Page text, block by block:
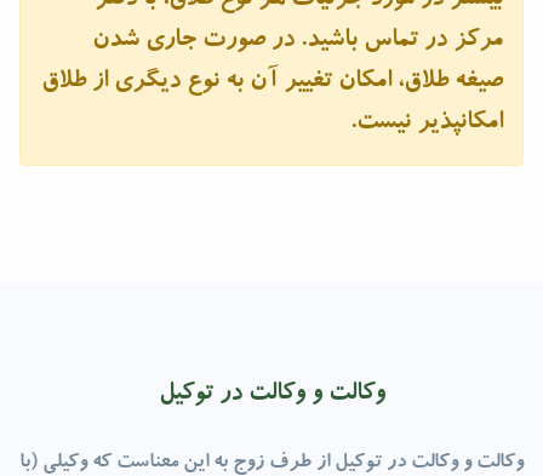
مرکز در تماس باشید. در صورت جاری شدن
صیغه طلاق، امکان تغییر آن به نوع دیگری از طلاق
امکانپذیر نیست.
وكالت و وكالت در توكيل
وكالت و وكالت در توكيل از طرف زوج به این معناست که وکیلی (با